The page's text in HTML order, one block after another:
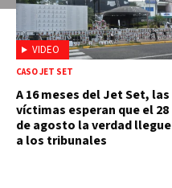
VIDEO
CASO JET SET
A 16 meses del Jet Set, las
víctimas esperan que el 28
de agosto la verdad llegue
a los tribunales